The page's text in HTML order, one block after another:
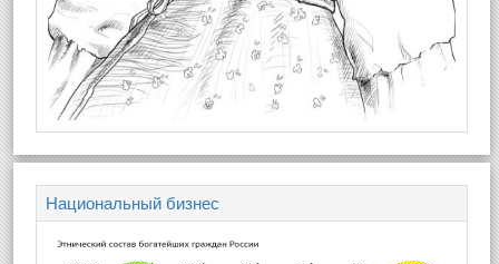
Национальный бизнес